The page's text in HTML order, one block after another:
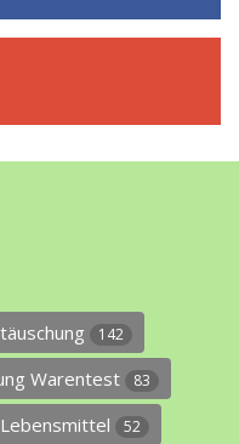
142
Warentest 83
Lebensmittel 52